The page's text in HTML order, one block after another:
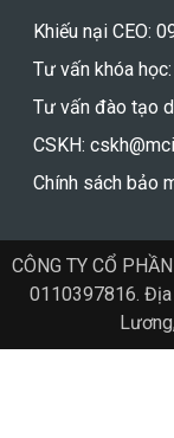
0110397816. Địa